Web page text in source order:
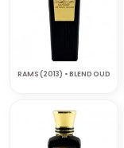
RAMS (2013) • BLEND OUD